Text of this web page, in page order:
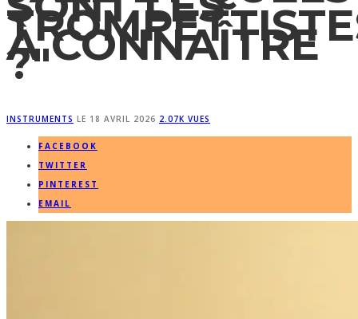
À CONNAÎTRE
?"
INSTRUMENTS LE 18 AVRIL 2026 2.07K VUES
FACEBOOK
TWITTER
PINTEREST
EMAIL